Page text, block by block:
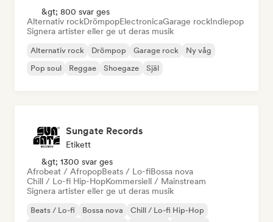
&gt; 800 svar ges
Alternativ rockDrömpopElectronicaGarage rockIndiepop
Signera artister eller ge ut deras musik
Alternativ rock Drömpop Garage rock
Ny våg
Pop soul
Reggae Shoegaze Själ
Sungate Records
Etikett
&gt; 1300 svar ges
Afrobeat / AfropopBeats / Lo-fiBossa nova
Chill / Lo-fi Hip-HopKommersiell / Mainstream
Signera artister eller ge ut deras musik
Beats / Lo-fi Bossa nova
Chill / Lo-fi Hip-Hop